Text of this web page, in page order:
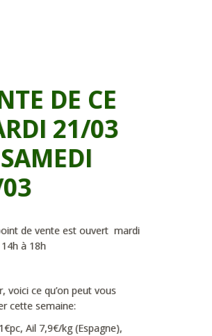
DE CE
21/03
de vente est ouvert mardi
à 18h
voici ce qu’on peut vous
cette semaine:
Ail 7,9€/kg (Espagne),